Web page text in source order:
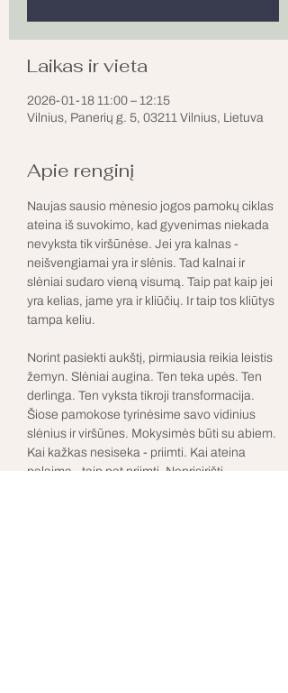
Laikas ir vieta
2026-01-18 11:00 – 12:15
Vilnius, Panerių g. 5, 03211 Vilnius, Lietuva
Apie renginį
Naujas sausio mėnesio jogos pamokų ciklas
ateina iš suvokimo, kad gyvenimas niekada
nevyksta tik viršūnėse. Jei yra kalnas -
neišvengiamai yra ir slėnis. Tad kalnai ir
slėniai sudaro vieną visumą. Taip pat kaip jei
yra kelias, jame yra ir kliūčių. Ir taip tos kliūtys
tampa keliu.
Norint pasiekti aukštį, pirmiausia reikia leistis
žemyn. Slėniai augina. Ten teka upės. Ten
derlinga. Ten vyksta tikroji transformacija.
Šiose pamokose tyrinėsime savo vidinius
slėnius ir viršūnes. Mokysimės būti su abiem.
Kai kažkas nesiseka - priimti. Kai ateina
palaima - taip pat priimti. Neprisirišti.